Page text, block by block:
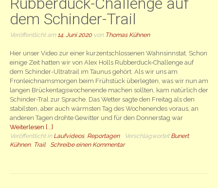
dem Schinder-Trail
Veröffentlicht am 14. Juni 2020 von Thomas Kühnen
Hier unser Video zur einer kurzentschlossenen Wahnsinnstat. Schon
einige Zeit hatten wir von Alex Holls Rubberduck-Challenge auf
dem Schinder-Ultratrail im Taunus gehört. Als wir uns am
Fronleichnamsmorgen beim Frühstück überlegten, was wir nun am
langen Brückentagswochenende machen sollten, kam natürlich der
Schinder-Tral zur Sprache. Das Wetter sagte den Freitag als den
stabilsten, aber auch wärmsten Tag des Wochenendes voraus, an
anderen Tagen drohte Gewitter und für den Donnerstag war
Weiterlesen [...]
Veröffentlicht in Laufvideos, Reportagen Verschlagwortet Bunert,
Kühnen, Trail Schreibe einen Kommentar